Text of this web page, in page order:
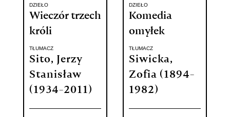
DZIEŁO
Wieczór trzech
króli
TŁUMACZ
Sito, Jerzy
Stanisław
(1934-2011)
DZIEŁO
Komedia
omyłek
TŁUMACZ
Siwicka,
Zofia (1894-
1982)